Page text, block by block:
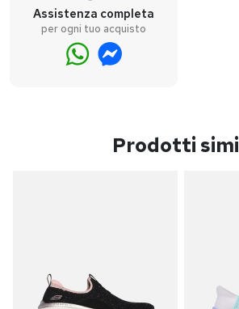
Assistenza completa
per ogni tuo acquisto
Prodotti